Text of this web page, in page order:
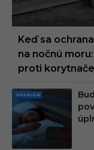
Keď sa
na nočnú
proti
PRE
MIU
M